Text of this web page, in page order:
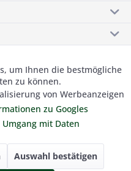
GmbH. Alle Preise inkl.
Versandkosten.
Aktiv
Inaktiv
Inaktiv
um Ihnen die bestmögliche
zu können.
von Werbeanzeigen
zu Googles
mit Daten
Auswahl bestätigen